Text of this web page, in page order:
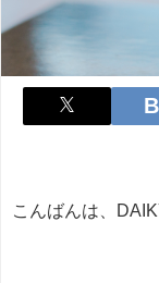
こんばんは、